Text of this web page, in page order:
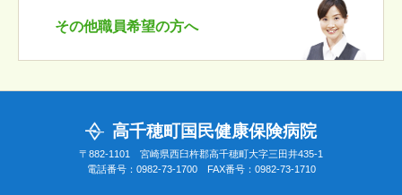
その他職員希望の方へ
高千穂町国民健康保険病院
〒882-1101 宮崎県西臼杵郡高千穂町大字三田井435-1
電話番号：0982-73-1700 FAX番号：0982-73-1710